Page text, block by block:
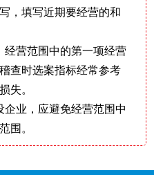
，填写近期要经营的和
经营范围中的第一项经营
查时选案指标经常参考
失。
业，应避免经营范围中
围。